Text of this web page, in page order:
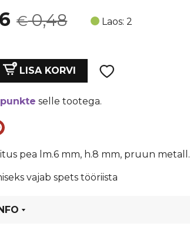
€0,48 Laos: 2
LISA KORVI
punkte selle tootega.
pea lm.6 mm, h.8 mm, pruun metall.
vajab spets tööriista